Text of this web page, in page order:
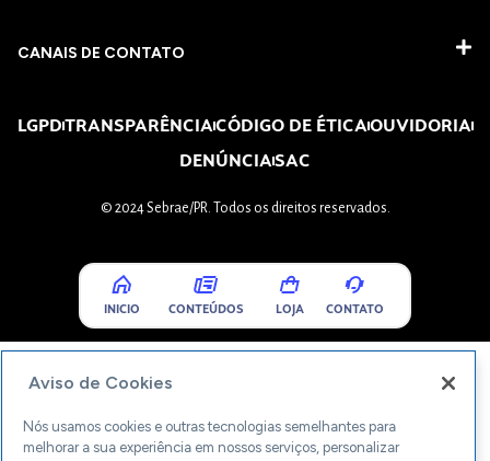
CANAIS DE CONTATO
LGPDTRANSPARÊNCIACÓDIGO DE ÉTICAOUVIDORIA
DENÚNCIASAC
© 2024 Sebrae/PR. Todos os direitos reservados.
INICIO CONTEÚDOS LOJA CONTATO
Aviso de Cookies
Nós usamos cookies e outras tecnologias semelhantes para
melhorar a sua experiência em nossos serviços, personalizar